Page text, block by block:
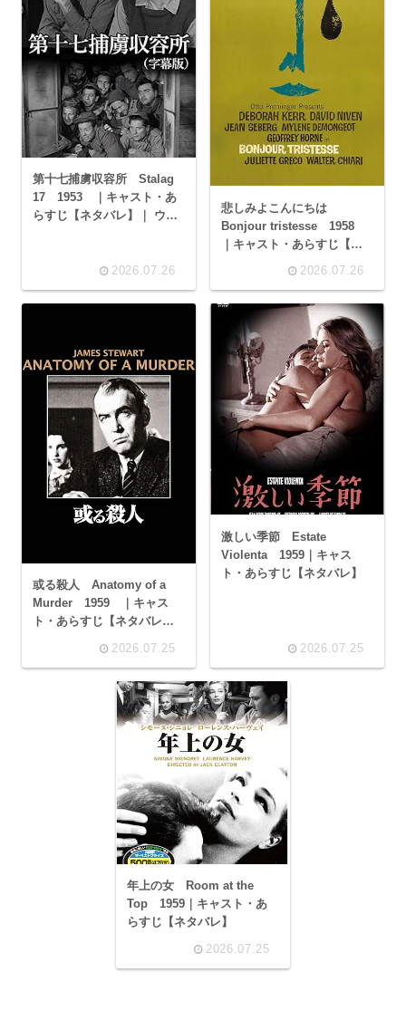
第十七捕虜収容所 Stalag
17 1953 ｜キャスト・あ
らすじ【ネタバレ】｜ ウィ
2026.07.26
悲しみよこんにちは
Bonjour tristesse 1958
｜キャスト・あらすじ【ネ
2026.07.26
或る殺人 Anatomy of a
Murder 1959 ｜キャス
ト・あらすじ【ネタバレ】
2026.07.25
激しい季節 Estate
Violenta 1959｜キャス
ト・あらすじ【ネタバレ】
2026.07.25
年上の女 Room at the
Top 1959｜キャスト・あ
らすじ【ネタバレ】
2026.07.25